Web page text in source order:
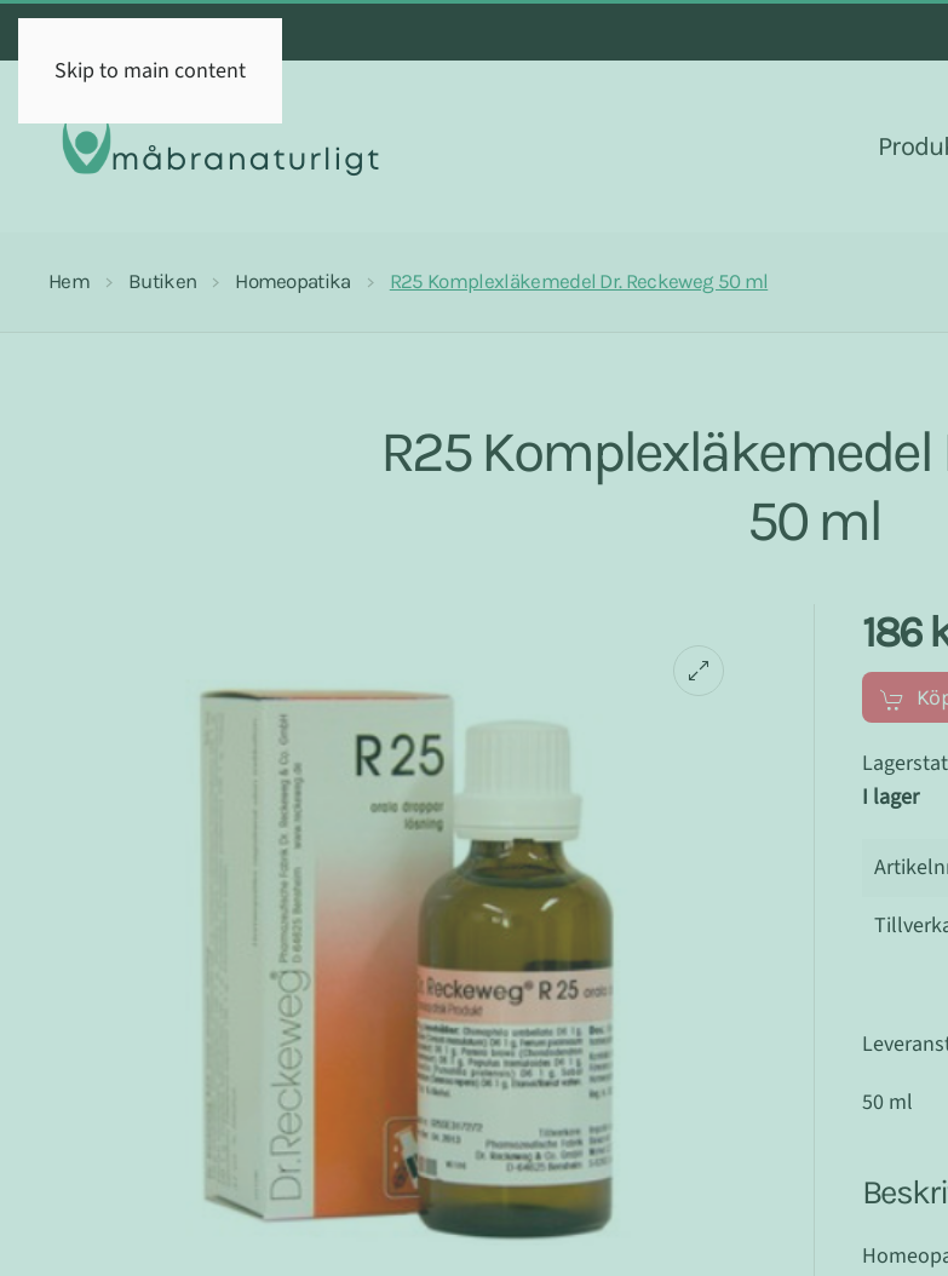
Skip to main content
Hem Butiken Homeopatika R25 Komplexläkemedel Dr. Reckeweg 50 ml
R25 Komplexläkemedel
50 ml
186
I lager
50 ml